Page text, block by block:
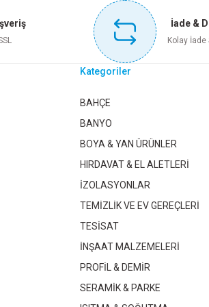
olmalı.
Sepete
111 OKSİT SARI 2,5 LT POLİSAN
İade &
Kolay
Kategoriler
BAHÇE
BANYO
BOYA & YAN ÜRÜNLER
HIRDAVAT & EL ALETLERİ
İZOLASYONLAR
TEMİZLİK VE EV GEREÇLERİ
TESİSAT
İNŞAAT MALZEMELERİ
PROFİL & DEMİR
SERAMİK & PARKE